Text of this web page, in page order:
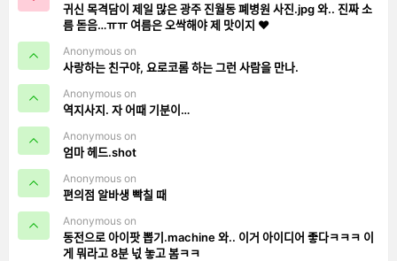
귀신 목격담이 제일 많은 광주 진월동 폐병원 사진.jpg 와.. 진짜 소
름 돋음…ㅠㅠ 여름은 오싹해야 제 맛이지 ❤️
Anonymous on
사랑하는 친구야, 요로코롬 하는 그런 사람을 만나.
Anonymous on
역지사지. 자 어때 기분이…
Anonymous on
엄마 헤드.shot
Anonymous on
편의점 알바생 빡칠 때
Anonymous on
동전으로 아이팟 뽑기.machine 와.. 이거 아이디어 좋다ㅋㅋㅋ 이
게 뭐라고 8분 넋 놓고 봄ㅋㅋ